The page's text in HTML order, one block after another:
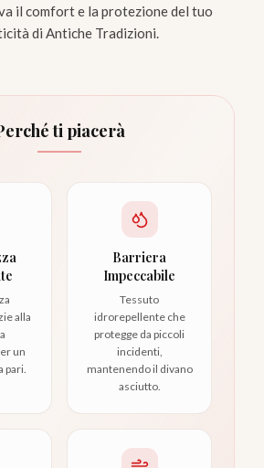
il comfort e la protezione del tuo
di Antiche Tradizioni.
ti piacerà
alla
un
pari.
Barriera
Impeccabile
Tessuto
idrorepellente che
protegge da piccoli
incidenti,
mantenendo il divano
asciutto.